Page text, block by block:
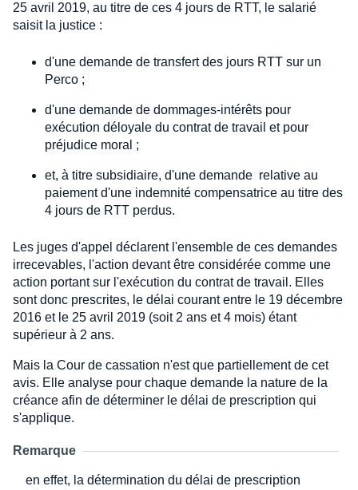
25 avril 2019, au titre de ces 4 jours de RTT, le salarié
saisit la justice :
d'une demande de transfert des jours RTT sur un
Perco ;
d'une demande de dommages-intérêts pour
exécution déloyale du contrat de travail et pour
préjudice moral ;
et, à titre subsidiaire, d'une demande relative au
paiement d'une indemnité compensatrice au titre des
4 jours de RTT perdus.
Les juges d'appel déclarent l'ensemble de ces demandes
irrecevables, l'action devant être considérée comme une
action portant sur l'exécution du contrat de travail. Elles
sont donc prescrites, le délai courant entre le 19 décembre
2016 et le 25 avril 2019 (soit 2 ans et 4 mois) étant
supérieur à 2 ans.
Mais la Cour de cassation n'est que partiellement de cet
avis. Elle analyse pour chaque demande la nature de la
créance afin de déterminer le délai de prescription qui
s'applique.
Remarque
en effet, la détermination du délai de prescription